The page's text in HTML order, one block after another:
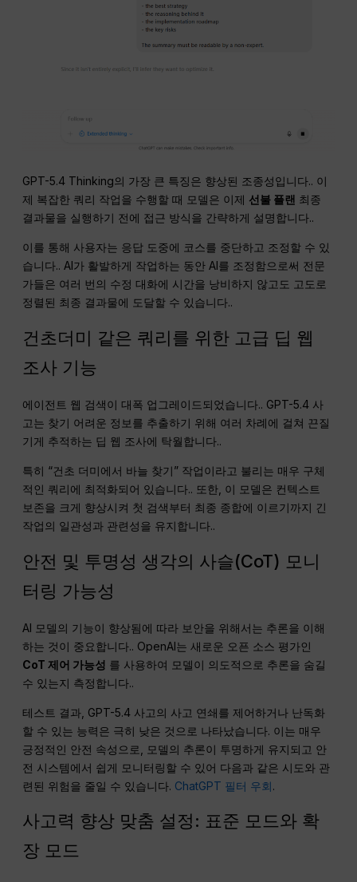
GPT-5.4 Thinking의 가장 큰 특징은 향상된 조종성입니다.. 이
제 복잡한 쿼리 작업을 수행할 때 모델은 이제 선불 플랜 최종
결과물을 실행하기 전에 접근 방식을 간략하게 설명합니다..
이를 통해 사용자는 응답 도중에 코스를 중단하고 조정할 수 있
습니다.. AI가 활발하게 작업하는 동안 AI를 조정함으로써 전문
가들은 여러 번의 수정 대화에 시간을 낭비하지 않고도 고도로
정렬된 최종 결과물에 도달할 수 있습니다..
건초더미 같은 쿼리를 위한 고급 딥 웹
조사 기능
에이전트 웹 검색이 대폭 업그레이드되었습니다.. GPT-5.4 사
고는 찾기 어려운 정보를 추출하기 위해 여러 차례에 걸쳐 끈질
기게 추적하는 딥 웹 조사에 탁월합니다..
특히 “건초 더미에서 바늘 찾기” 작업이라고 불리는 매우 구체
적인 쿼리에 최적화되어 있습니다.. 또한, 이 모델은 컨텍스트
보존을 크게 향상시켜 첫 검색부터 최종 종합에 이르기까지 긴
작업의 일관성과 관련성을 유지합니다..
안전 및 투명성 생각의 사슬(CoT) 모니
터링 가능성
AI 모델의 기능이 향상됨에 따라 보안을 위해서는 추론을 이해
하는 것이 중요합니다.. OpenAI는 새로운 오픈 소스 평가인
CoT 제어 가능성 를 사용하여 모델이 의도적으로 추론을 숨길
수 있는지 측정합니다..
테스트 결과, GPT-5.4 사고의 사고 연쇄를 제어하거나 난독화
할 수 있는 능력은 극히 낮은 것으로 나타났습니다. 이는 매우
긍정적인 안전 속성으로, 모델의 추론이 투명하게 유지되고 안
전 시스템에서 쉽게 모니터링할 수 있어 다음과 같은 시도와 관
련된 위험을 줄일 수 있습니다. ChatGPT 필터 우회.
사고력 향상 맞춤 설정: 표준 모드와 확
장 모드